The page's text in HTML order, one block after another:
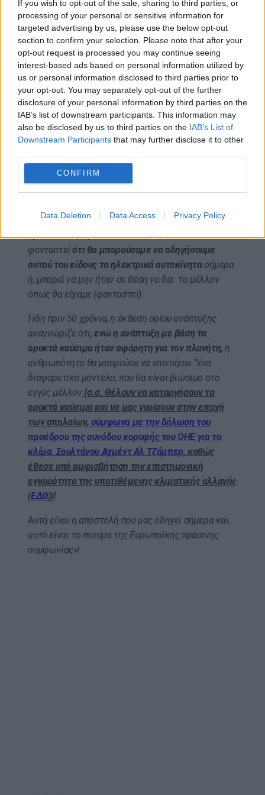
If you wish to opt-out of the sale, sharing to third parties, or
processing of your personal or sensitive information for
targeted advertising by us, please use the below opt-out
section to confirm your selection. Please note that after your
opt-out request is processed you may continue seeing
interest-based ads based on personal information utilized by
us or personal information disclosed to third parties prior to
your opt-out. You may separately opt-out of the further
disclosure of your personal information by third parties on the
IAB’s list of downstream participants. This information may
also be disclosed by us to third parties on the IAB’s List of
Downstream Participants that may further disclose it to other
CONFIRM
Data Deletion Data Access Privacy Policy
«Μόνο μια βιώσιμη οικονομία μπορεί να είναι μια
ισχυρήοικονομία (σ.σ. Ψέμα!ΕΔΩτι πραγματικά
σχεδιάζεται).
Μόνο μια βιώσιμη οικονομία, έχει τους πόρους να
επενδύσει σε ένα πιο υγιές και, πιο δίκαιο αύριο.
Μόνο μια βιώσιμη οικονομία, μας δίνει τη
δυνατότητα να επιτύχουμε τους κοινωνικούς
στόχους, που θέσαμε εμείς στο Γκέτεμπεργκ και
στην“Κοινωνική Σύνοδο Κορυφής του Porto”. Μια
βιώσιμη οικονομία, δημιουργεί τα μέσα για την
επιτάχυνση της έρευνας και της ανάπτυξης, για
καθαρές τεχνολογίες. Έτσι πριν 50 χρόνια, η
προβλέψει για παράδειγμα, την δυναμική του
πράσινου υδρογόνου. Δεν θα μπορούσε να
φανταστείότι θα μπορούσαμε να οδηγήσουμε
αυτού του είδους τα ηλεκτρικά αυτοκίνητα σήμερα
ή, μπορεί να μην ήταν σε θέση να δει το μέλλον
όπως θα είχαμε (φανταστεί).
Ήδη πριν 50 χρόνια, η έκθεση ορίου ανάπτυξης
αναγνώριζε ότι, ενώ η ανάπτυξη με βάση τα
ορυκτά καύσιμα ήταν αφόρητη για τον πλανήτη,η
ανθρωπότητα θα μπορούσε να επινοήσει “ένα
διαφορετικό μοντέλο, που θα είναι βιώσιμο στο
εγγύς μέλλον(σ.σ. Θέλουν να καταργήσουν τα
ορυκτά καύσιμα και να μας γυρίσουν στην εποχή
των σπηλαίων, σύμφωνα με την δήλωση του
προέδρου της συνόδου κορυφής του ΟΗΕ για το
κλίμα, Σουλτάνου Αχμέντ Αλ Τζάμπερ, καθώς
έθεσε υπό αμφισβήτηση την επιστημονική
εγκυρότητα της υποτιθέμενης κλιματικής αλλαγής
(ΕΔΩ))!
Αυτή είναι η αποστολή που μας οδηγεί σήμερα και,
αυτό είναι το πνεύμα της Ευρωπαϊκής πράσινης
συμφωνίας»!